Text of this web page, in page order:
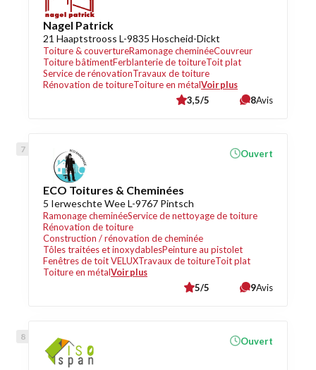
Nagel Patrick
21 Haaptstrooss L-9835 Hoscheid-Dickt
Toiture & couvertureRamonage cheminéeCouvreur
Toiture bâtimentFerblanterie de toitureToit plat
Service de rénovationTravaux de toiture
Rénovation de toitureToiture en métalVoir plus
3,5/5 8Avis
ECO Toitures & Cheminées
5 Ierweschte Wee L-9767 Pintsch
Ramonage cheminéeService de nettoyage de toiture
Rénovation de toiture
Construction / rénovation de cheminée
Tôles traitées et inoxydablesPeinture au pistolet
Fenêtres de toit VELUXTravaux de toitureToit plat
Toiture en métalVoir plus
Ouvert
5/5 9Avis
Ouvert